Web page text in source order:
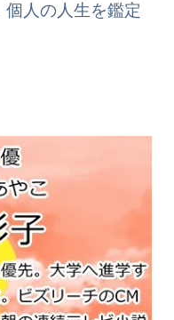
個人の人生を鑑定